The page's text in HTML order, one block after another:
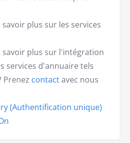
plus sur les services
savoir plus sur l'intégration
services d'annuaire tels
Prenez contactavec nous
(Authentification unique)